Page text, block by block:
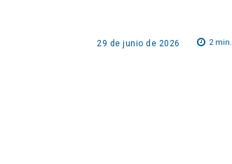
29 de junio de 2026 2min.